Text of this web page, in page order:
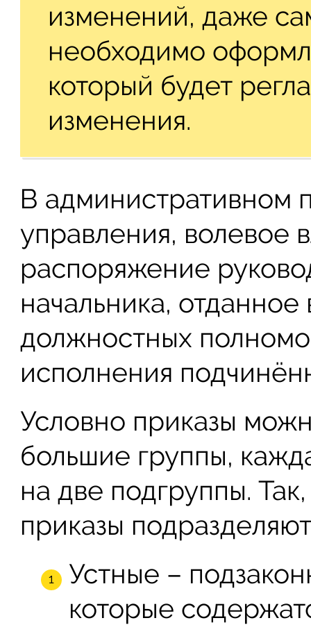
изменений, даже
необходимо
который будет
изменения.
В административном
управления, волевое
распоряжение
начальника,
должностных
исполнения
Условно приказы
большие группы,
на две подгруппы.
приказы
Устные –
которые